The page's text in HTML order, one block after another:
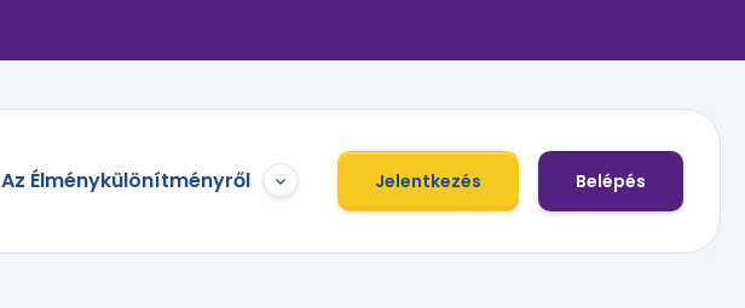
Az Élménykülönítményről Jelentkezés Belépés